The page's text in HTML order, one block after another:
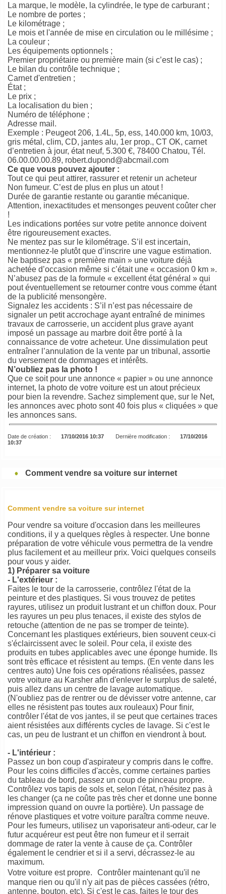
La marque, le modèle, la cylindrée, le type de carburant ;
Le nombre de portes ;
Le kilométrage ;
Le mois et l'année de mise en circulation ou le millésime ;
La couleur ;
Les équipements optionnels ;
Premier propriétaire ou première main (si c’est le cas) ;
Le bilan du contrôle technique ;
Carnet d'entretien ;
État ;
Le prix ;
La localisation du bien ;
Numéro de téléphone ;
Adresse mail.
Exemple : Peugeot 206, 1.4L, 5p, ess, 140.000 km, 10/03,
gris métal, clim, CD, jantes alu, 1er prop., CT OK, carnet
d’entretien à jour, état neuf, 5.300 €, 78400 Chatou, Tél.
06.00.00.00.89, robert.dupond@abcmail.com
Ce que vous pouvez ajouter :
Tout ce qui peut attirer, rassurer et retenir un acheteur
Non fumeur. C’est de plus en plus un atout !
Durée de garantie restante ou garantie mécanique.
Attention, inexactitudes et mensonges peuvent coûter cher
!
Les indications portées sur votre petite annonce doivent
être rigoureusement exactes.
Ne mentez pas sur le kilométrage. S’il est incertain,
mentionnez-le plutôt que d’inscrire une vague estimation.
Ne baptisez pas « première main » une voiture déjà
achetée d’occasion même si c’était une « occasion 0 km ».
N’abusez pas de la formule « excellent état général » qui
pout éventuellement se retourner contre vous comme étant
de la publicité mensongère.
Signalez les accidents : S’il n’est pas nécessaire de
signaler un petit accrochage ayant entraîné de minimes
travaux de carrosserie, un accident plus grave ayant
imposé un passage au marbre doit être porté à la
connaissance de votre acheteur. Une dissimulation peut
entraîner l’annulation de la vente par un tribunal, assortie
du versement de dommages et intérêts.
N’oubliez pas la photo !
Que ce soit pour une annonce « papier » ou une annonce
internet, la photo de votre voiture est un atout précieux
pour bien la revendre. Sachez simplement que, sur le Net,
les annonces avec photo sont 40 fois plus « cliquées » que
les annonces sans.
Date de création : 17/10/2016 10:37 Dernière modification :
17/10/2016
10:37
Comment vendre sa voiture sur internet
Comment vendre sa voiture sur internet
Pour vendre sa voiture d'occasion dans les meilleures
conditions, il y a quelques règles à respecter. Une bonne
préparation de votre véhicule vous permettra de la vendre
plus facilement et au meilleur prix. Voici quelques conseils
pour vous y aider.
1) Préparer sa voiture
- L'extérieur :
Faites le tour de la carrosserie, contrôlez l'état de la
peinture et des plastiques. Si vous trouvez de petites
rayures, utilisez un produit lustrant et un chiffon doux. Pour
les rayures un peu plus tenaces, il existe des stylos de
retouche (attention de ne pas se tromper de teinte).
Concernant les plastiques extérieurs, bien souvent ceux-ci
s'éclaircissent avec le soleil. Pour cela, il existe des
produits en tubes applicables avec une éponge humide. Ils
sont très efficace et résistent au temps. (En vente dans les
centres auto) Une fois ces opérations réalisées, passez
votre voiture au Karsher afin d'enlever le surplus de saleté,
puis allez dans un centre de lavage automatique.
(N'oubliez pas de rentrer ou de dévisser votre antenne, car
elles ne résistent pas toutes aux rouleaux) Pour finir,
contrôler l'état de vos jantes, il se peut que certaines traces
aient résistées aux différents cycles de lavage. Si c'est le
cas, un peu de lustrant et un chiffon en viendront à bout.
- L'intérieur :
Passez un bon coup d'aspirateur y compris dans le coffre.
Pour les coins difficiles d'accès, comme certaines parties
du tableau de bord, passez un coup de pinceau propre.
Contrôlez vos tapis de sols et, selon l'état, n'hésitez pas à
les changer (ça ne coûte pas très cher et donne une bonne
impression quand on ouvre la portière). Un passage de
rénove plastiques et votre voiture paraîtra comme neuve.
Pour les fumeurs, utilisez un vaporisateur anti-odeur, car le
futur acquéreur est peut être non fumeur et il serrait
dommage de rater la vente à cause de ça. Contrôler
également le cendrier et si il a servi, décrassez-le au
maximum.
Votre voiture est propre. Contrôler maintenant qu'il ne
manque rien ou qu'il n'y ait pas de pièces cassées (rétro,
antenne, bouton, etc). Si c'est le cas, faites le tour des